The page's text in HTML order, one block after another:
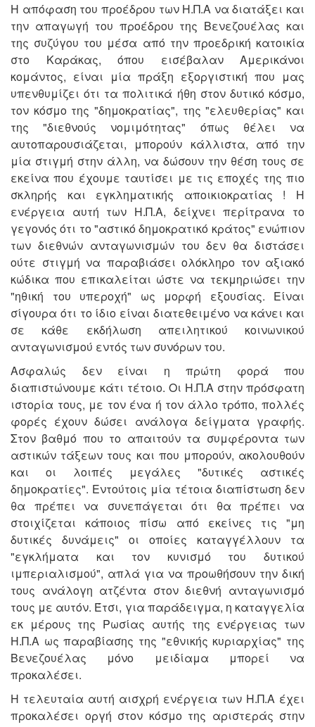
Η απόφαση του προέδρου των Η.Π.Α να διατάξει και
την απαγωγή του προέδρου της Βενεζουέλας και
της συζύγου του μέσα από την προεδρική κατοικία
στο Καράκας, όπου εισέβαλαν Αμερικάνοι
κομάντος, είναι μία πράξη εξοργιστική που μας
υπενθυμίζει ότι τα πολιτικά ήθη στον δυτικό κόσμο,
τον κόσμο της "δημοκρατίας", της "ελευθερίας" και
της "διεθνούς νομιμότητας" όπως θέλει να
αυτοπαρουσιάζεται, μπορούν κάλλιστα, από την
μία στιγμή στην άλλη, να δώσουν την θέση τους σε
εκείνα που έχουμε ταυτίσει με τις εποχές της πιο
σκληρής και εγκληματικής αποικιοκρατίας ! Η
ενέργεια αυτή των Η.Π.Α, δείχνει περίτρανα το
γεγονός ότι το "αστικό δημοκρατικό κράτος" ενώπιον
των διεθνών ανταγωνισμών του δεν θα διστάσει
ούτε στιγμή να παραβιάσει ολόκληρο τον αξιακό
κώδικα που επικαλείται ώστε να τεκμηριώσει την
"ηθική του υπεροχή" ως μορφή εξουσίας. Είναι
σίγουρα ότι το ίδιο είναι διατεθειμένο να κάνει και
σε κάθε εκδήλωση απειλητικού κοινωνικού
ανταγωνισμού εντός των συνόρων του.
Ασφαλώς δεν είναι η πρώτη φορά που
διαπιστώνουμε κάτι τέτοιο. Οι Η.Π.Α στην πρόσφατη
ιστορία τους, με τον ένα ή τον άλλο τρόπο, πολλές
φορές έχουν δώσει ανάλογα δείγματα γραφής.
Στον βαθμό που το απαιτούν τα συμφέροντα των
αστικών τάξεων τους και που μπορούν, ακολουθούν
και οι λοιπές μεγάλες "δυτικές αστικές
δημοκρατίες". Εντούτοις μία τέτοια διαπίστωση δεν
θα πρέπει να συνεπάγεται ότι θα πρέπει να
στοιχίζεται κάποιος πίσω από εκείνες τις "μη
δυτικές δυνάμεις" οι οποίες καταγγέλλουν τα
"εγκλήματα και τον κυνισμό του δυτικού
ιμπεριαλισμού", απλά για να προωθήσουν την δική
τους ανάλογη ατζέντα στον διεθνή ανταγωνισμό
τους με αυτόν. Έτσι, για παράδειγμα, η καταγγελία
εκ μέρους της Ρωσίας αυτής της ενέργειας των
Η.Π.Α ως παραβίασης της "εθνικής κυριαρχίας" της
Βενεζουέλας μόνο μειδίαμα μπορεί να
προκαλέσει.
Η τελευταία αυτή αισχρή ενέργεια των Η.Π.Α έχει
προκαλέσει οργή στον κόσμο της αριστεράς στην